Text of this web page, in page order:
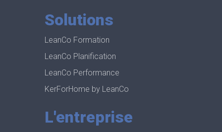
Solutions
LeanCo Formation
LeanCo Planification
LeanCo Performance
KerForHome by LeanCo
L'entreprise